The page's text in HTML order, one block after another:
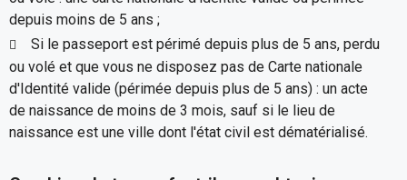
depuis moins de 5 ans ;
Si le passeport est périmé depuis plus de 5 ans, perdu
ou volé et que vous ne disposez pas de Carte nationale
d'Identité valide (périmée depuis plus de 5 ans) : un acte
de naissance de moins de 3 mois, sauf si le lieu de
naissance est une ville dont l'état civil est dématérialisé.